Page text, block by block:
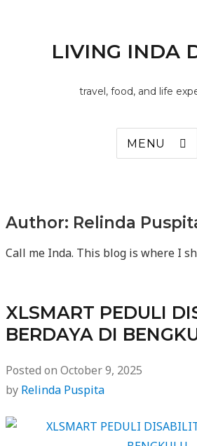
LIVING INDA
travel, food, and life
MENU
Author: Relinda
Call me Inda. This blog is where I
XLSMART PEDULI
BERDAYA DI
Posted on October 9, 2025
by Relinda Puspita